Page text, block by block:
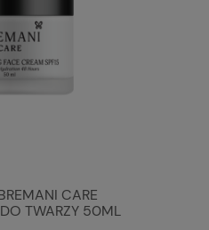
CARE
TWARZY 50ML